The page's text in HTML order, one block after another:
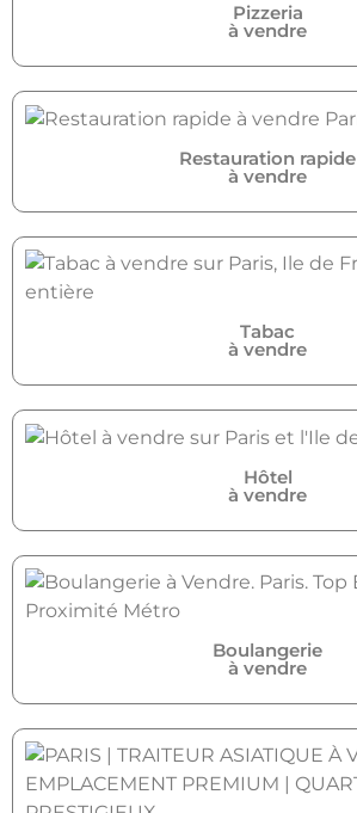
Pizzeria
à vendre
Restauration rapide
à vendre
Tabac
à vendre
Hôtel
à vendre
Boulangerie
à vendre